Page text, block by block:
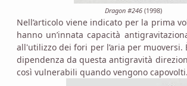
Dragon #246 (1998)
Nell’articolo viene indicato per la prima
hanno un’innata capacità
all'utilizzo dei fori per l’aria per muoversi.
dipendenza da questa antigravità
così vulnerabili quando vengono capovolti.